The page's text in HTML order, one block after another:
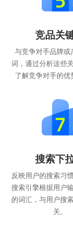
竞品关
与竞争对手品牌或
词，通过分析这些
了解竞争对手的优
搜索下
反映用户的搜索习
搜索引擎根据用户
的词汇，与用户搜
关。